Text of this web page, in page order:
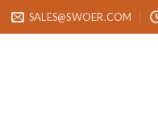
SALES@SWOER.COM